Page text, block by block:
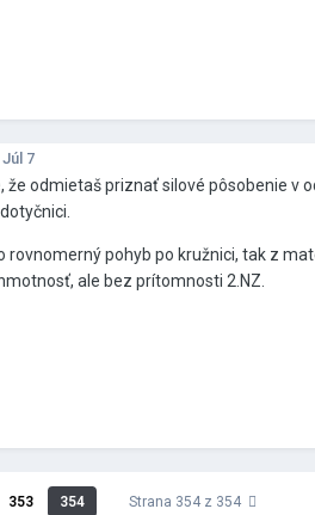
Júl 7
že odmietaš priznať silové pôsobenie
rovnomerný pohyb po kružnici, tak z
ale bez prítomnosti 2.NZ.
353 354 Strana 354 z 354